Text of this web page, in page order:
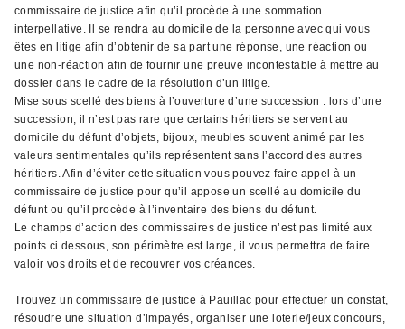
commissaire de justice afin qu’il procède à une sommation
interpellative. Il se rendra au domicile de la personne avec qui vous
êtes en litige afin d’obtenir de sa part une réponse, une réaction ou
une non-réaction afin de fournir une preuve incontestable à mettre au
dossier dans le cadre de la résolution d’un litige.
Mise sous scellé des biens à l’ouverture d’une succession : lors d’une
succession, il n’est pas rare que certains héritiers se servent au
domicile du défunt d’objets, bijoux, meubles souvent animé par les
valeurs sentimentales qu’ils représentent sans l’accord des autres
héritiers. Afin d’éviter cette situation vous pouvez faire appel à un
commissaire de justice pour qu’il appose un scellé au domicile du
défunt ou qu’il procède à l’inventaire des biens du défunt.
Le champs d’action des commissaires de justice n’est pas limité aux
points ci dessous, son périmètre est large, il vous permettra de faire
valoir vos droits et de recouvrer vos créances.
Trouvez un commissaire de justice à Pauillac pour effectuer un constat,
résoudre une situation d’impayés, organiser une loterie/jeux concours,